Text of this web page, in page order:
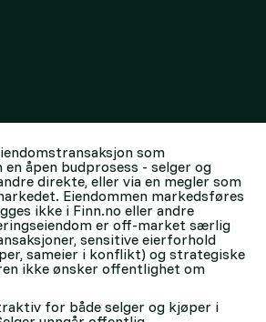
som
åpen budprosess - selger og
direkte, eller via en megler som
Eiendommen markedsføres
ikke i Finn.no eller andre
er off-market særlig
sensitive eierforhold
sameier i konflikt) og strategiske
ikke ønsker offentlighet om
for både selger og kjøper i